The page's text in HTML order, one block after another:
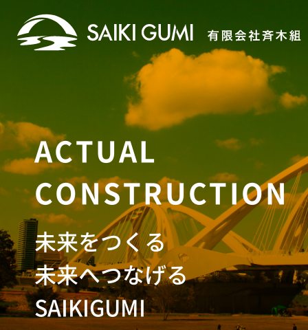
ACTUAL
CONSTRUCTION
未来をつくる
未来へつなげる
SAIKIGUMI